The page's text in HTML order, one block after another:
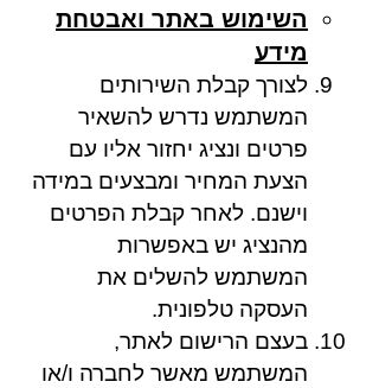
השימוש באתר ואבטחת
מידע
לצורך קבלת השירותים
המשתמש נדרש להשאיר
פרטים ונציג יחזור אליו עם
הצעת המחיר ומבצעים במידה
וישנם. לאחר קבלת הפרטים
מהנציג יש באפשרות
המשתמש להשלים את
העסקה טלפונית.
בעצם הרישום לאתר,
המשתמש מאשר לחברה ו/או